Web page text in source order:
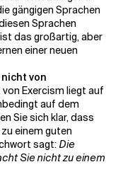
gängigen Sprachen
Sprachen
das großartig, aber
einer neuen
von
Exercism liegt auf
auf dem
Sie sich klar, dass
einem guten
sagt: Die
Sie nicht zu einem